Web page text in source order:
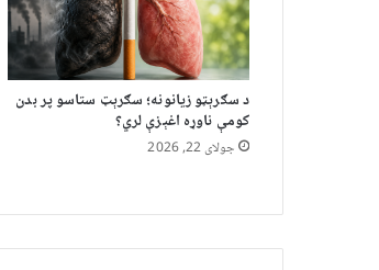
د سګرېټو زیانونه؛ سګرېټ ستاسو پر بدن
کومې ناوړه اغېزې لري؟
جولای 22, 2026